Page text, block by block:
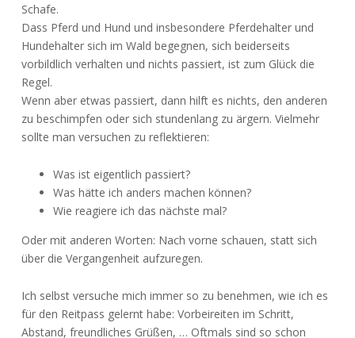
Schafe.
Dass Pferd und Hund und insbesondere Pferdehalter und
Hundehalter sich im Wald begegnen, sich beiderseits
vorbildlich verhalten und nichts passiert, ist zum Glück die
Regel.
Wenn aber etwas passiert, dann hilft es nichts, den anderen
zu beschimpfen oder sich stundenlang zu ärgern. Vielmehr
sollte man versuchen zu reflektieren:
Was ist eigentlich passiert?
Was hätte ich anders machen können?
Wie reagiere ich das nächste mal?
Oder mit anderen Worten: Nach vorne schauen, statt sich
über die Vergangenheit aufzuregen.
Ich selbst versuche mich immer so zu benehmen, wie ich es
für den Reitpass gelernt habe: Vorbeireiten im Schritt,
Abstand, freundliches Grüßen, … Oftmals sind so schon